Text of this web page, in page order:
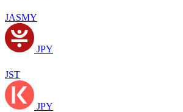
JASMY
JPY
JST
JPY